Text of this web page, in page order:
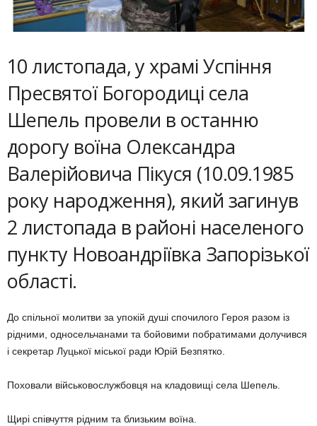
10 листопада, у храмі Успіння
Пресвятої Богородиці села
Шепель провели в останню
дорогу воїна Олександра
Валерійовича Пікуся (10.09.1985
року народження), який загинув
2 листопада в районі населеного
пункту Новоандріївка Запорізької
області.
До спільної молитви за упокій душі спочилого Героя разом із
рідними, односельчанами та бойовими побратимами долучився
і секретар Луцької міської ради Юрій Безпятко.
Поховали військовослужбовця на кладовищі села Шепель.
Щирі співчуття рідним та близьким воїна.